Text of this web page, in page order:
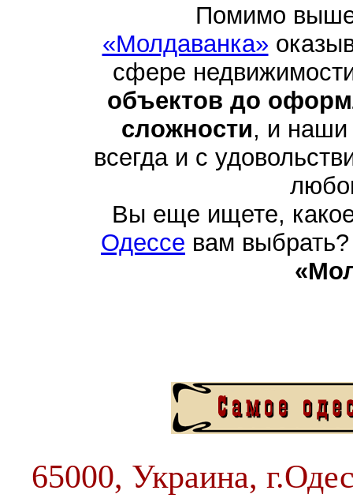
Помимо
«Молдаванка»
сфере
объектов до
сложности, и наши
всегда и с
Вы еще ищете,
Одессе вам
65000, Украина,